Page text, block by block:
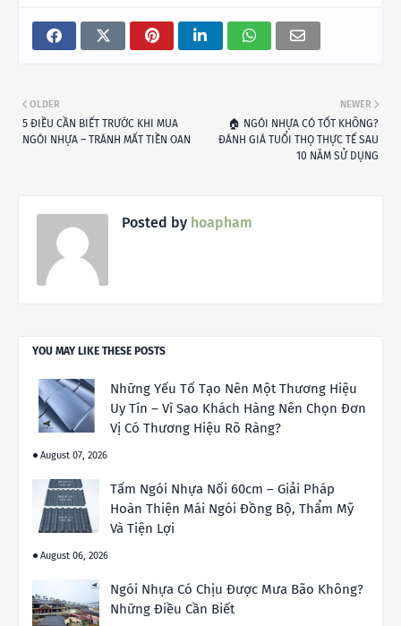
NEWER
🏠 NGÓI NHỰA CÓ TỐT KHÔNG?
ĐÁNH GIÁ TUỔI THỌ THỰC TẾ SAU
10 NĂM SỬ DỤNG
OLDER
5 ĐIỀU CẦN BIẾT TRƯỚC KHI MUA
NGÓI NHỰA – TRÁNH MẤT TIỀN OAN
Posted by hoapham
YOU MAY LIKE THESE POSTS
Những Yếu Tố Tạo Nên Một Thương Hiệu
Uy Tín – Vì Sao Khách Hàng Nên Chọn Đơn
Vị Có Thương Hiệu Rõ Ràng?
August 07, 2026
Tấm Ngói Nhựa Nối 60cm – Giải Pháp
Hoàn Thiện Mái Ngói Đồng Bộ, Thẩm Mỹ
Và Tiện Lợi
August 06, 2026
Ngói Nhựa Có Chịu Được Mưa Bão Không?
Những Điều Cần Biết